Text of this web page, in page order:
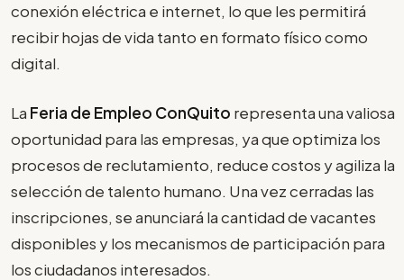
conexión eléctrica e internet, lo que les permitirá
recibir hojas de vida tanto en formato físico como
digital.
La Feria de Empleo ConQuito representa una valiosa
oportunidad para las empresas, ya que optimiza los
procesos de reclutamiento, reduce costos y agiliza la
selección de talento humano. Una vez cerradas las
inscripciones, se anunciará la cantidad de vacantes
disponibles y los mecanismos de participación para
los ciudadanos interesados.